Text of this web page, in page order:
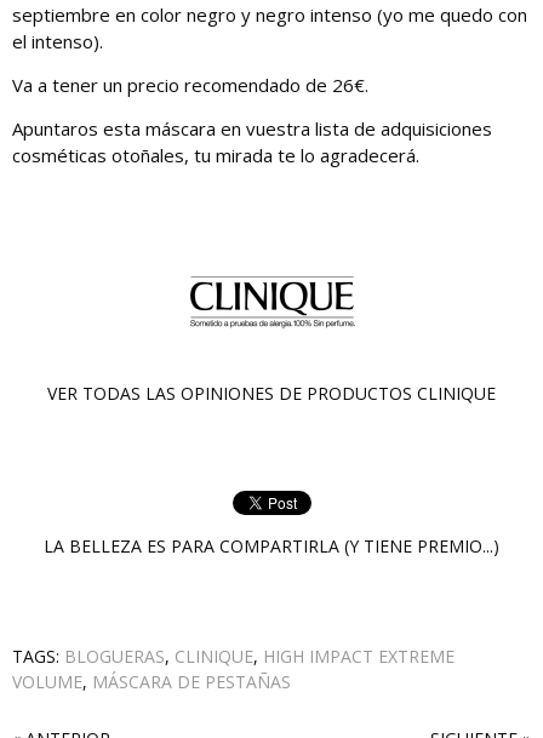
septiembre en color negro y negro intenso (yo me quedo con
el intenso).
Va a tener un precio recomendado de 26€.
Apuntaros esta máscara en vuestra lista de adquisiciones
cosméticas otoñales, tu mirada te lo agradecerá.
VER TODAS LAS OPINIONES DE PRODUCTOS CLINIQUE
LA BELLEZA ES PARA COMPARTIRLA (Y TIENE PREMIO...)
TAGS: BLOGUERAS, CLINIQUE, HIGH IMPACT EXTREME
VOLUME, MÁSCARA DE PESTAÑAS